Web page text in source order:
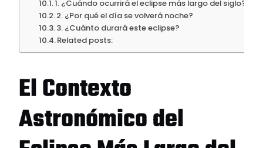
1. ¿Cuándo ocurrirá el eclipse más largo del siglo?
2. ¿Por qué el día se volverá noche?
3. ¿Cuánto durará este eclipse?
Related posts:
El Contexto
Astronómico del